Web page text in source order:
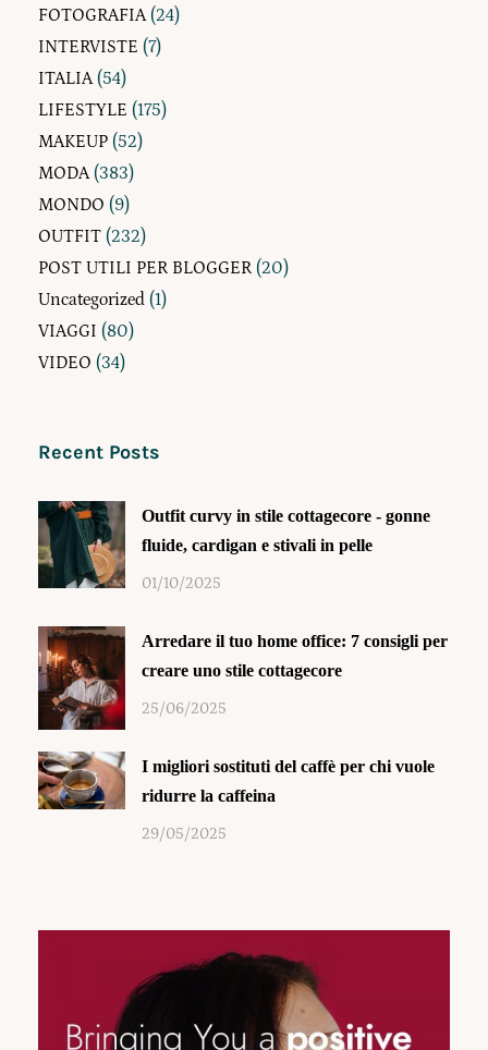
FOTOGRAFIA (24)
INTERVISTE (7)
ITALIA (54)
LIFESTYLE (175)
MAKEUP (52)
MODA (383)
MONDO (9)
OUTFIT (232)
POST UTILI PER BLOGGER (20)
Uncategorized (1)
VIAGGI (80)
VIDEO (34)
Recent Posts
Outfit curvy in stile cottagecore - gonne
fluide, cardigan e stivali in pelle
01/10/2025
Arredare il tuo home office: 7 consigli per
creare uno stile cottagecore
25/06/2025
I migliori sostituti del caffè per chi vuole
ridurre la caffeina
29/05/2025